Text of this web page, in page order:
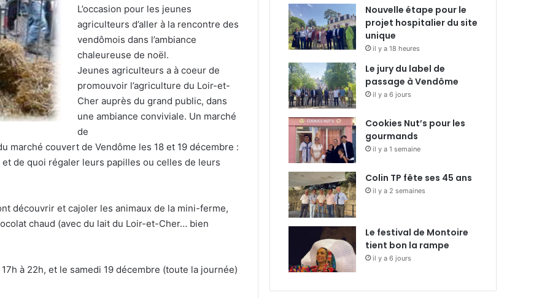
L’occasion pour les jeunes
agriculteurs d’aller à la rencontre des
vendômois dans l’ambiance
chaleureuse de noël.
Jeunes agriculteurs a à coeur de
promouvoir l’agriculture du Loir-et-
Cher auprès du grand public, dans
une ambiance conviviale. Un marché
de
marché couvert de Vendôme les 18 et 19 décembre :
de quoi régaler leurs papilles ou celles de leurs
découvrir et cajoler les animaux de la mini-ferme,
chaud (avec du lait du Loir-et-Cher… bien
à 22h, et le samedi 19 décembre (toute la journée)
Nouvelle étape pour le
projet hospitalier du site
unique
il y a 18 heures
Le jury du label de
passage à Vendôme
il y a 6 jours
Cookies Nut’s pour les
gourmands
il y a 1 semaine
Colin TP fête ses 45 ans
il y a 2 semaines
Le festival de Montoire
tient bon la rampe
il y a 6 jours